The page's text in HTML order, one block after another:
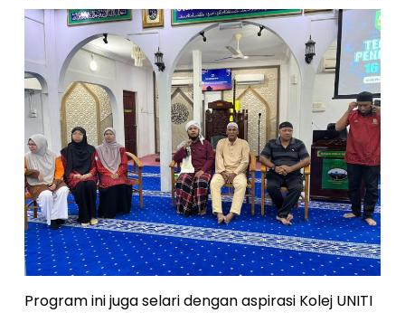
Program ini juga selari dengan aspirasi Kolej UNITI